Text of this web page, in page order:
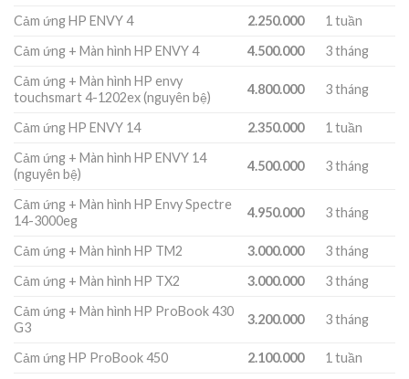
Cảm ứng HP ENVY 4
2.250.000
1 tuần
Cảm ứng + Màn hình HP ENVY 4
4.500.000
3 tháng
Cảm ứng + Màn hình HP envy
touchsmart 4-1202ex (nguyên bệ)
4.800.000 3 tháng
Cảm ứng HP ENVY 14 2.350.000
1 tuần
Cảm ứng + Màn hình HP ENVY 14
(nguyên bệ)
4.500.000 3 tháng
Cảm ứng + Màn hình HP Envy Spectre
14-3000eg
4.950.000 3 tháng
Cảm ứng + Màn hình HP TM2 3.000.000
3 tháng
Cảm ứng + Màn hình HP TX2
3.000.000
3 tháng
Cảm ứng + Màn hình HP ProBook 430
G3
3.200.000 3 tháng
Cảm ứng HP ProBook 450 2.100.000
1 tuần